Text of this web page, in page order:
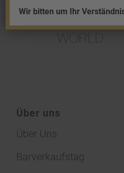
Über uns
Über Uns
Barverkaufstag
Wir bitten um Ihr